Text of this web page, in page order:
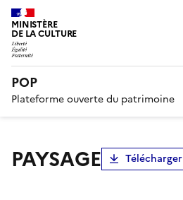
MINISTÈRE
DE LA CULTURE
POP
Plateforme ouverte du patrimoine
PAYSAGE Télécharger